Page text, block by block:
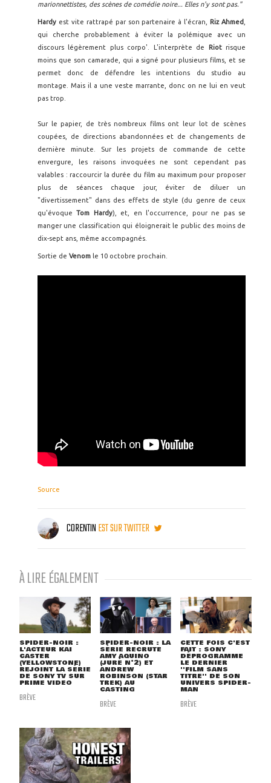
marionnettistes, des scènes de comédie noire... Elles n'y sont pas."
Hardy est vite rattrapé par son partenaire à l'écran, Riz Ahmed
qui cherche probablement à éviter la polémique avec un
discours légèrement plus corpo'. L'interprète de
Riotrisque
moins que son camarade, qui a signé pour plusieurs films, et se
permet donc de défendre les intentions du studio au
montage. Mais il a une veste marrante, donc on ne lui en veut
pas trop.
Sur le papier, de très nombreux films ont leur lot de scènes
coupées, de directions abandonnées et de changements de
dernière minute. Sur les projets de commande de cette
envergure, les raisons invoquées ne sont cependant pas
valables : raccourcir la durée du film au maximum pour proposer
plus de séances chaque jour, éviter de diluer un
"divertissement" dans des effets de style (du genre de ceux
qu'évoqueTom Hardy), et, en l'occurrence, pour ne pas se
manger une classification qui éloignerait le public des moins de
dix-sept ans, même accompagnés.
Sortie de Venom le 10 octobre prochain.
Source
CORENTINEST SUR TWITTER
À LIRE ÉGALEMENT
SPIDER-NOIR :
L'ACTEUR KAI
CASTER
(YELLOWSTONE)
REJOINT LA SÉRIE
DE SONY TV SUR
PRIME VIDEO
BRÈVE
SPIDER-NOIR : LA
SÉRIE RECRUTE
AMY AQUINO
(JURÉ N°2) ET
ANDREW
ROBINSON (STAR
TREK) AU
CASTING
BRÈVE
CETTE FOIS C'EST
FAIT : SONY
DÉPROGRAMME
LE DERNIER
''FILM SANS
TITRE'' DE SON
UNIVERS SPIDER-
MAN
BRÈVE